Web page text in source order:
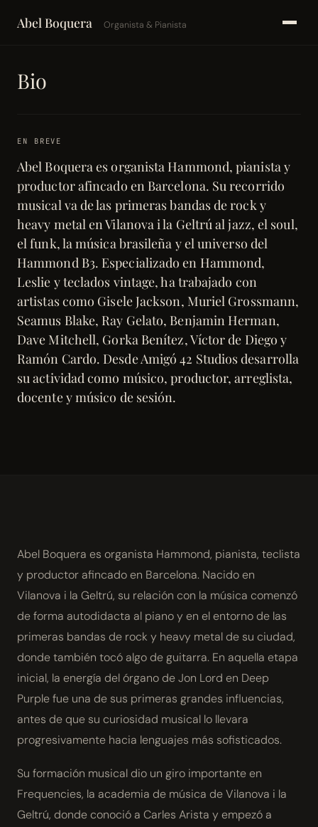
Abel Boquera Organista & Pianista
Bio
EN BREVE
Abel Boquera es organista Hammond, pianista y
productor afincado en Barcelona. Su recorrido
musical va de las primeras bandas de rock y
heavy metal en Vilanova i la Geltrú al jazz, el soul,
el funk, la música brasileña y el universo del
Hammond B3. Especializado en Hammond,
Leslie y teclados vintage, ha trabajado con
artistas como Gisele Jackson, Muriel Grossmann,
Seamus Blake, Ray Gelato, Benjamin Herman,
Dave Mitchell, Gorka Benítez, Víctor de Diego y
Ramón Cardo. Desde Amigó 42 Studios desarrolla
su actividad como músico, productor, arreglista,
docente y músico de sesión.
Abel Boquera es organista Hammond, pianista, teclista
y productor afincado en Barcelona. Nacido en
Vilanova i la Geltrú, su relación con la música comenzó
de forma autodidacta al piano y en el entorno de las
primeras bandas de rock y heavy metal de su ciudad,
donde también tocó algo de guitarra. En aquella etapa
inicial, la energía del órgano de Jon Lord en Deep
Purple fue una de sus primeras grandes influencias,
antes de que su curiosidad musical lo llevara
progresivamente hacia lenguajes más sofisticados.
Su formación musical dio un giro importante en
Frequencies, la academia de música de Vilanova i la
Geltrú, donde conoció a Carles Arista y empezó a